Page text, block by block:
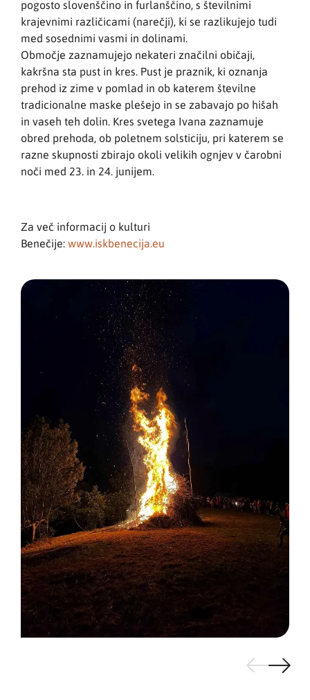
pogosto slovenščino in furlanščino, s številnimi
krajevnimi različicami (narečji), ki se razlikujejo tudi
med sosednimi vasmi in dolinami.
Območje zaznamujejo nekateri značilni običaji,
kakršna sta pust in kres. Pust je praznik, ki oznanja
prehod iz zime v pomlad in ob katerem številne
tradicionalne maske plešejo in se zabavajo po hišah
in vaseh teh dolin. Kres svetega Ivana zaznamuje
obred prehoda, ob poletnem solsticiju, pri katerem se
razne skupnosti zbirajo okoli velikih ognjev v čarobni
noči med 23. in 24. junijem.
Za več informacij o kulturi
Benečije:www.iskbenecija.eu